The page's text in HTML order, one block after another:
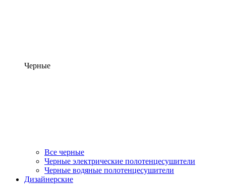
Черные
Все черные
Черные электрические полотенцесушители
Черные водяные полотенцесушители
Дизайнерские